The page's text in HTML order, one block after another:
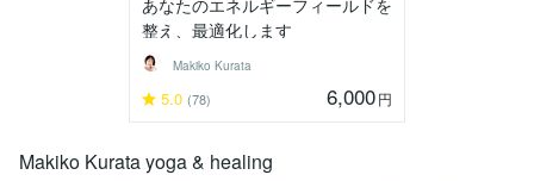
整え、最適化します
Makiko Kurata
5.0 (78) 6,000円
Makiko Kurata yoga & healing